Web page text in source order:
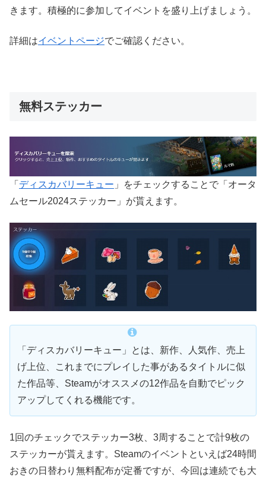
きます。積極的に参加してイベントを盛り上げましょう。
詳細はイベントページでご確認ください。
無料ステッカー
「 ディスカバリーキュー 」をチェックすることで「オータ
ムセール2024ステッカー」が貰えます。
「ディスカバリーキュー」とは、新作、人気作、売上
げ上位、これまでにプレイした事があるタイトルに似
た作品等、Steamがオススメの12作品を自動でピック
アップしてくれる機能です。
1回のチェックでステッカー3枚、3周することで計9枚の
ステッカーが貰えます。Steamのイベントといえば24時間
おきの日替わり無料配布が定番ですが、今回は連続でも大